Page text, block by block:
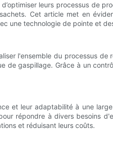
leurs processus de
Cet article met en
une technologie de pointe et
l'ensemble du processus de
de gaspillage. Grâce à un
et leur adaptabilité à une
répondre à divers besoins
et réduisant leurs coûts.